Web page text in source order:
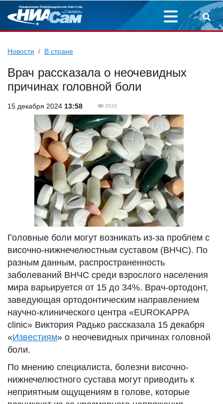
Новости В стране
Врач рассказала о неочевидных
причинах головной боли
15 декабря 2024 13:58 3526
Головные боли могут возникать из-за проблем с
височно-нижнечелюстным суставом (ВНЧС). По
разным данным, распространенность
заболеваний ВНЧС среди взрослого населения
мира варьируется от 15 до 34%. Врач-ортодонт,
заведующая ортодонтическим направлением
научно-клинического центра «EUROKAPPA
clinic» Виктория Радько рассказала 15 декабря
«Известиям» о неочевидных причинах головной
боли.
По мнению специалиста, болезни височно-
нижнечелюстного сустава могут приводить к
неприятным ощущениям в голове, которые